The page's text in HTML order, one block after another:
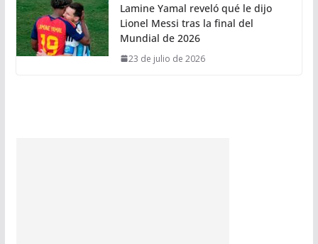
Lamine Yamal reveló qué le dijo
Lionel Messi tras la final del
Mundial de 2026
23 de julio de 2026